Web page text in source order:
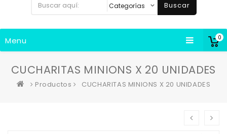
0
Buscar
Menu
CUCHARITAS MINIONS X 20 UNIDADES
Productos CUCHARITAS MINIONS X 20 UNIDADES